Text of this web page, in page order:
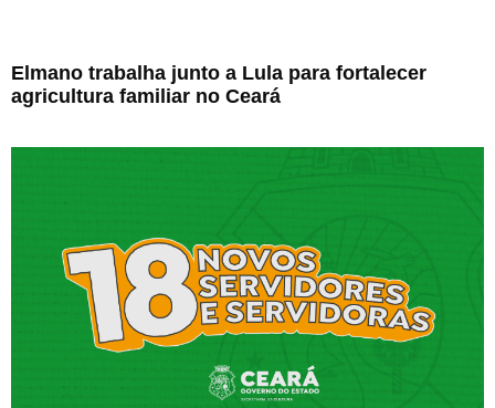
Elmano trabalha junto a Lula para fortalecer
agricultura familiar no Ceará